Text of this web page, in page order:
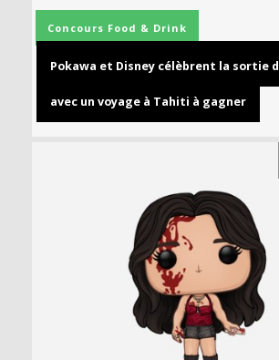
Concours Food & Drink
Pokawa et Disney célèbrent la sortie
avec un voyage à Tahiti à gagner